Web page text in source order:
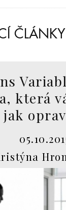
ČLÁNKY
která